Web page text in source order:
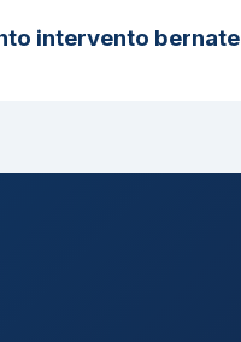
intervento bernate